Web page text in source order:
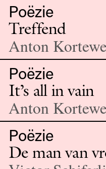
Poëzie
Treffend
Anton
Poëzie
It’s all in vain
Anton
Poëzie
De man van